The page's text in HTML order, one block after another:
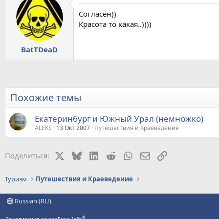
BatTDeaD
Согласен))
Красота то какая..))))
Похожие темы
Екатеринбург и Южный Урал (немножко)
ALEKS 13 Окт 2007 Путешествия и Краеведение
Поделиться: BlueskyLinkedIn
Reddit WhatsApp
Электронная почта
Ссылка
Туризм Путешествия и Краеведение
Russian (RU)
®